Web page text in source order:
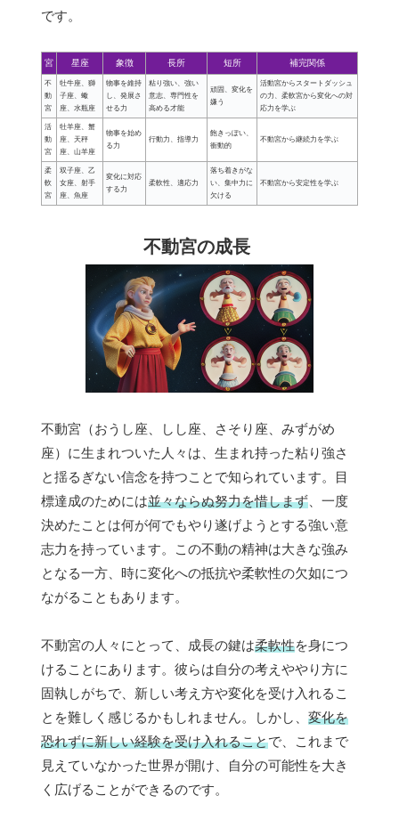
です。
宮 星座 象徴 長所 短所 補完関係
不
動
宮
牡牛座、獅
子座、蠍
座、水瓶座
物事を維持
し、発展さ
せる力
粘り強い、強い
意志、専門性を
高める才能
頑固、変化を
嫌う
活動宮からスタートダッシュ
の力、柔軟宮から変化への対
応力を学ぶ
活
動
宮
牡羊座、蟹
座、天秤
座、山羊座
物事を始め
る力
行動力、指導力
飽きっぽい、
衝動的
不動宮から継続力を学ぶ
柔
軟
宮
双子座、乙
女座、射手
座、魚座
変化に対応
する力
柔軟性、適応力
落ち着きがな
い、集中力に
欠ける
不動宮から安定性を学ぶ
不動宮の成長
不動宮（おうし座、しし座、さそり座、みずがめ
座）に生まれついた人々は、生まれ持った粘り強さ
と揺るぎない信念を持つことで知られています。目
標達成のためには並々ならぬ努力を惜しまず 、一度
決めたことは何が何でもやり遂げようとする強い意
志力を持っています。この不動の精神は大きな強み
となる一方、時に変化への抵抗や柔軟性の欠如につ
ながることもあります。
不動宮の人々にとって、成長の鍵は柔軟性を身につ
けることにあります。彼らは自分の考えややり方に
固執しがちで、新しい考え方や変化を受け入れるこ
とを難しく感じるかもしれません。しかし、 変化を
恐れずに新しい経験を受け入れることで、これまで
見えていなかった世界が開け、自分の可能性を大き
く広げることができるのです。